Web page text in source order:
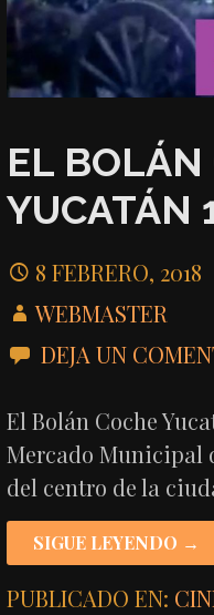
EL BOLÁN
YUCATÁN
8 FEBRERO, 2018
WEBMASTER
DEJA UN
El Bolán Coche
Mercado Municipal
del centro de la
SIGUE LEYENDO →
PUBLICADO EN: